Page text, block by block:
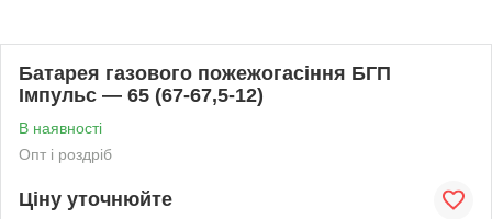
Батарея газового пожежогасіння БГП
Імпульс — 65 (67-67,5-12)
В наявності
Опт і роздріб
Ціну уточнюйте